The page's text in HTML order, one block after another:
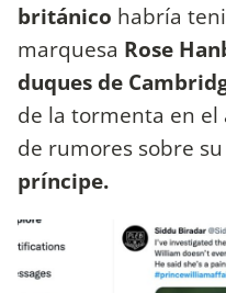
británico habría
marquesa Rose
duques de
de la tormenta en el
de rumores sobre
príncipe.